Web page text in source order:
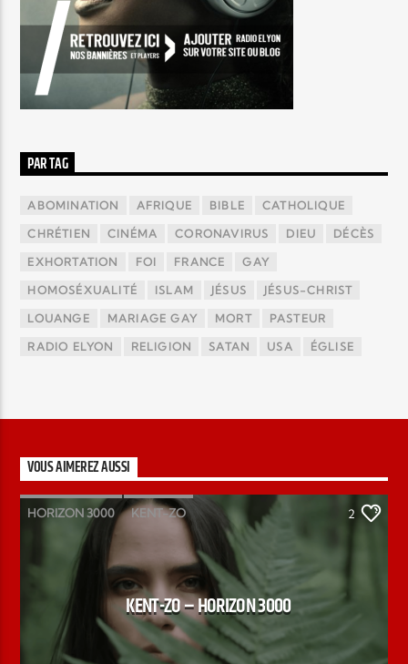
PAR TAG
ABOMINATION AFRIQUE BIBLE CATHOLIQUE
CHRÉTIEN CINÉMA CORONAVIRUS DIEU DÉCÈS
EXHORTATION FOI FRANCE GAY
HOMOSÉXUALITÉ ISLAM JÉSUS JÉSUS-CHRIST
LOUANGE MARIAGE GAY MORT PASTEUR
RADIO ELYON RELIGION SATAN USA ÉGLISE
VOUS AIMEREZ AUSSI
HORIZON 3000 KENT-ZO 2
KENT-ZO – HORIZON 3000